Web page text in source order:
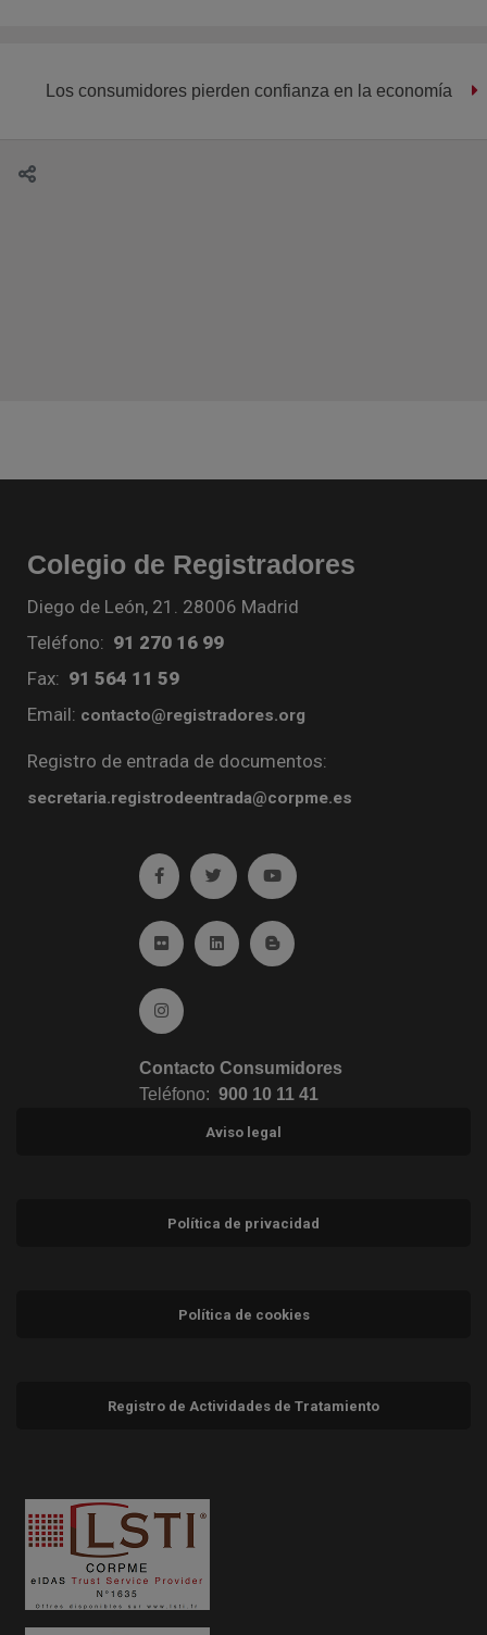
Los consumidores pierden confianza en la economía
Colegio de Registradores
Diego de León, 21. 28006 Madrid
Teléfono: 91 270 16 99
Fax: 91 564 11 59
Email: contacto@registradores.org
Registro de entrada de documentos:
secretaria.registrodeentrada@corpme.es
Ir a facebook (abre en ventana nueva)
Ir a twitter (abre en ventana nueva)
Ir a YouTube (abre en
Ir a Flickr (abre en ventana nueva)
Ir a Linkedin (abre en ventana nueva)
Ir al Blog (abre en ventana
Ir a Instagram (abre en ventana nueva)
Contacto Consumidores
Teléfono: 900 10 11 41
Aviso legal
Política de privacidad
Política de cookies
Registro de Actividades de Tratamiento